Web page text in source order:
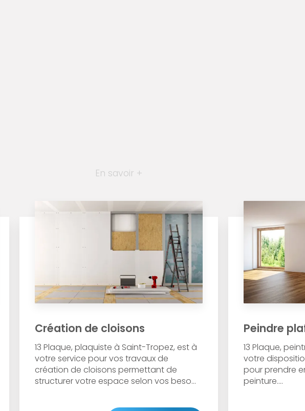
En savoir +
Création de cloisons
13 Plaque, plaquiste à Saint-Tropez, est à
votre service pour vos travaux de
création de cloisons permettant de
structurer votre espace selon vos beso...
Peindre
13 Plaque,
votre
pour prendre
peinture....